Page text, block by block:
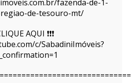
fazenda-de-1-
de-tesouro-mt/
AQUI ❗❗❗
c/SabadiniImóveis?